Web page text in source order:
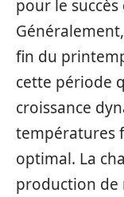
pour le
fin du
cette période
croissance
températures
optimal. La
production de